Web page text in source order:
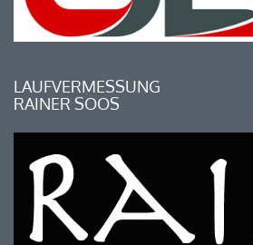
LAUFVERMESSUNG
RAINER SOOS